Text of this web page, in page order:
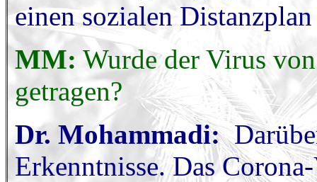
einen sozialen
MM: Wurde der Virus
getragen?
Dr. Mohammadi:
Erkenntnisse. Das